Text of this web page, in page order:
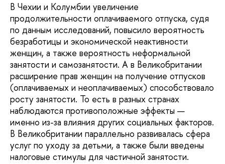
В Чехии и Колумбии увеличение
продолжительности оплачиваемого отпуска, судя
по данным исследований, повысило вероятность
безработицы и экономической неактивности
женщин, а также вероятность неформальной
занятости и самозанятости. А в Великобритании
расширение прав женщин на получение отпусков
(оплачиваемых и неоплачиваемых) способствовало
росту занятости. То есть в разных странах
наблюдаются противоположные эффекты —
именно из-за влияния других социальных факторов.
В Великобритании параллельно развивалась сфера
услуг по уходу за детьми, а также были введены
налоговые стимулы для частичной занятости.